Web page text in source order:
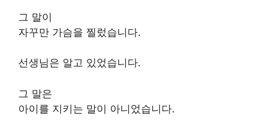
그 말이
자꾸만 가슴을 찔렀습니다.
선생님은 알고 있었습니다.
그 말은
아이를 지키는 말이 아니었습니다.